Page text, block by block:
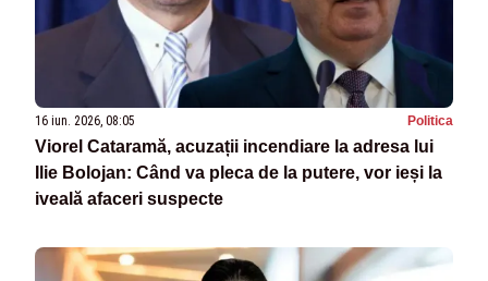
16 iun. 2026, 08:05 Politica
Viorel Cataramă, acuzații incendiare la adresa lui
Ilie Bolojan: Când va pleca de la putere, vor ieși la
iveală afaceri suspecte